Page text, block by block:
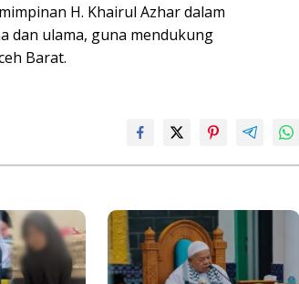
H. Khairul Azhar dalam
dan ulama, guna mendukung
Barat.